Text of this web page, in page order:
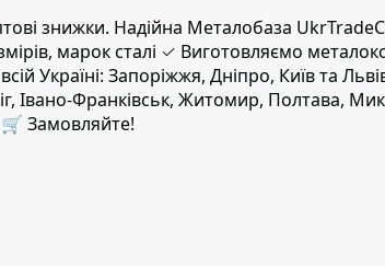
знижки. Надійна Металобаза
марок сталі ✓ Виготовляємо
Україні: Запоріжжя, Дніпро, Київ та
Івано-Франківськ, Житомир, Полтава,
🛒 Замовляйте!